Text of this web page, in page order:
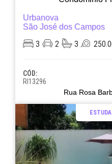
Urbanova
São José dos Campos
3 2 3
CÓD:
RI13296
Rua Rosa